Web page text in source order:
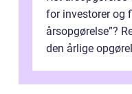
for investorer og
årsopgørelse”?
den årlige